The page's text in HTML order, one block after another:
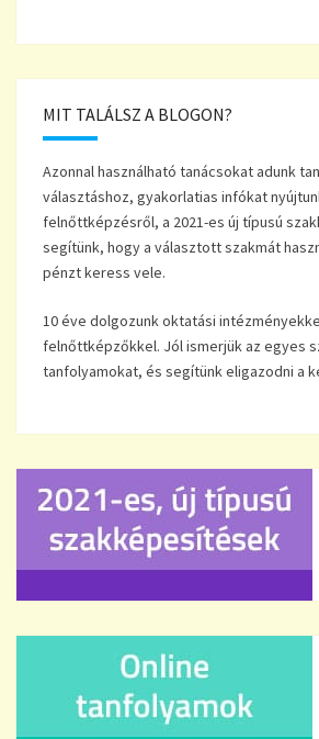
MIT TALÁLSZ A BLOGON?
Azonnal használható tanácsokat adunk
választáshoz, gyakorlatias infókat
felnőttképzésről, a 2021-es új típusú
segítünk, hogy a választott szakmát
pénzt keress vele.
10 éve dolgozunk oktatási
felnőttképzőkkel. Jól ismerjük az egyes
tanfolyamokat, és segítünk eligazodni a